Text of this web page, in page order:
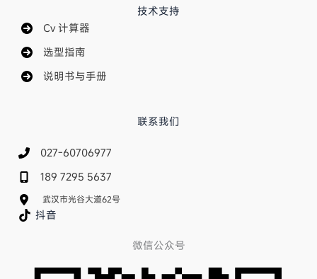
技术支持
Cv 计算器
选型指南
说明书与手册
联系我们
027-60706977
189 7295 5637
武汉市光谷大道62号
抖音
微信公众号